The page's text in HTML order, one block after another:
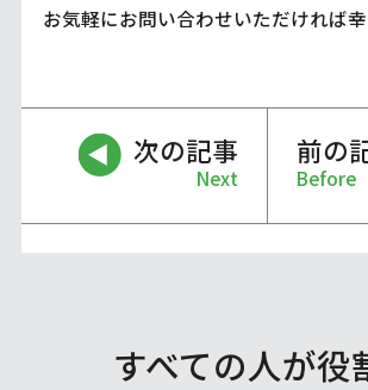
お気軽にお問い合わせいただければ幸
次の記事
Next
前の
Before
すべての人が役